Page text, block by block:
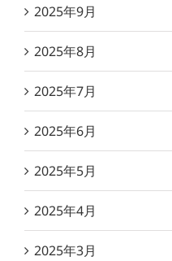
2025年9月
2025年8月
2025年7月
2025年6月
2025年5月
2025年4月
2025年3月